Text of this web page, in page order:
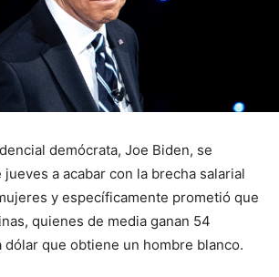
demócrata, Joe Biden, se
a acabar con la brecha salarial
y específicamente prometió que
quienes de media ganan 54
dólar que obtiene un hombre blanco.